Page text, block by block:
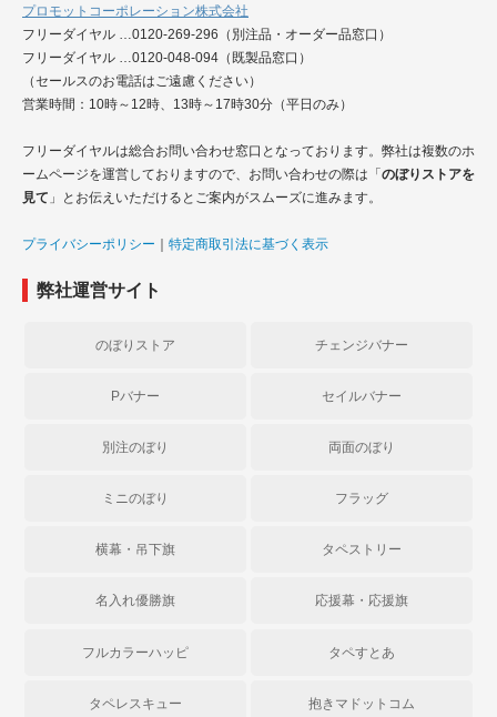
プロモットコーポレーション株式会社
フリーダイヤル …0120-269-296（別注品・オーダー品窓口）
フリーダイヤル …0120-048-094（既製品窓口）
（セールスのお電話はご遠慮ください）
営業時間：10時～12時、13時～17時30分（平日のみ）
フリーダイヤルは総合お問い合わせ窓口となっております。弊社は複数のホ
ームページを運営しておりますので、お問い合わせの際は「 のぼりストアを
見て 」とお伝えいただけるとご案内がスムーズに進みます。
プライバシーポリシー 特定商取引法に基づく表示
弊社運営サイト
のぼりストア チェンジバナー
Pバナー セイルバナー
別注のぼり 両面のぼり
ミニのぼり フラッグ
横幕・吊下旗 タペストリー
名入れ優勝旗 応援幕・応援旗
フルカラーハッピ タペすとあ
タペレスキュー 抱きマドットコム